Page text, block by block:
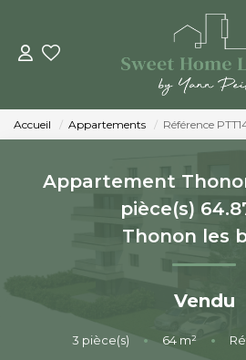
ACHETER
PROGRAMMES
ESTIMER EN
LES
Accueil Appartements Référence
Appartement
pièce(s)
Thonon les
Vendu
3 pièce(s) • 64m² •